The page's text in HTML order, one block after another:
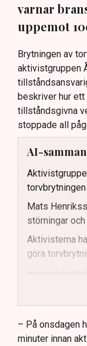
varnar
uppemot
Brytningen av
aktivistgruppen
beskriver hur
tillståndsgivna
stoppade all
AI-
Mats
störningar
Aktivisterna
göra
Rickard
stort
Dialogpolisen
aktivisternas
Frågor
– På onsdagen
minuter innan